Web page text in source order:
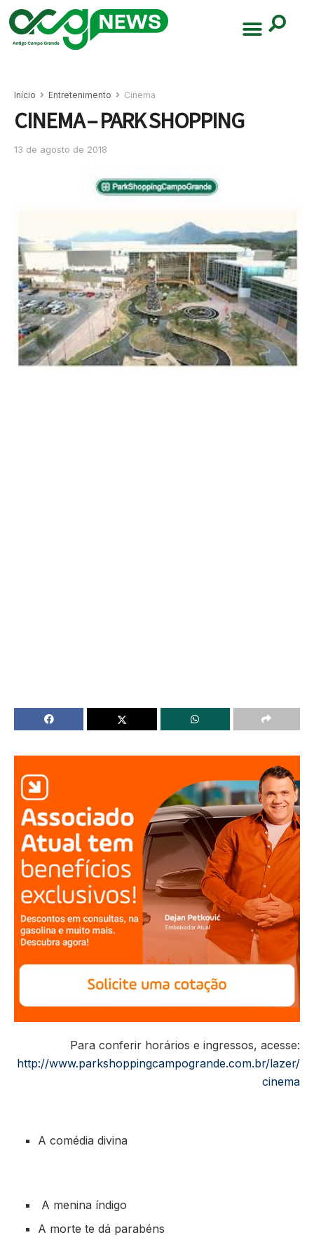
Início Entretenimento Cinema
CINEMA – PARK SHOPPING
13 de agosto de 2018
Para conferir horários e ingressos, acesse:
http://www.parkshoppingcampogrande.com.br/lazer/
cinema
A comédia divina
A menina índigo
A morte te dá parabéns